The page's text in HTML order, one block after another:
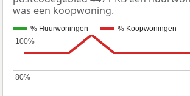
was een koopwoning.
% Huurwoningen % Koopwoningen
80%
80%
100%
100%